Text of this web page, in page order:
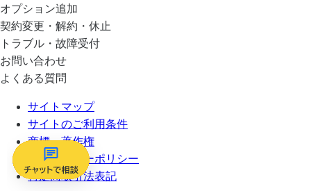
オプション追加
契約変更・解約・休止
トラブル・故障受付
お問い合わせ
よくある質問
サイトマップ
サイトのご利用条件
商標・著作権
プライバシーポリシー
特定商取引法表記